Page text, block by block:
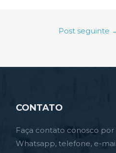
Post seguinte
CONTATO
Faça contato conosco por
Whatsapp, telefone, e-